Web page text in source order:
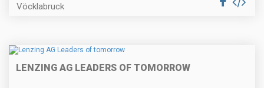
Vöcklabruck
LENZING AG LEADERS OF TOMORROW